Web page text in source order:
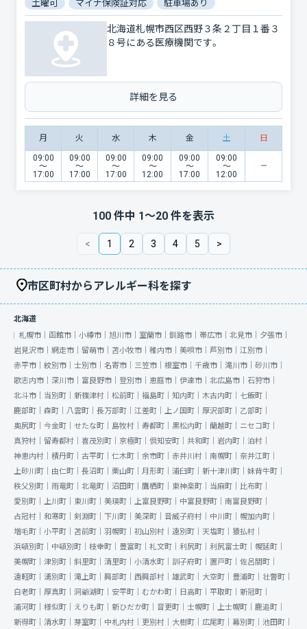
土曜可 マイナ保険証対応 駐車場あり
北海道札幌市西区西野３条２丁目１番３
８号にある医療機関です。
詳細を見る
月 火 水 木 金 土 日
09:00
〜
17:00
09:00
〜
17:00
09:00
〜
17:00
09:00
〜
12:00
09:00
〜
17:00
09:00
〜
12:00
100 件中 1〜20 件を表示
< 1 2 3 4 5 >
市区町村からアレルギー科を探す
北海道
札幌市｜ 函館市｜ 小樽市｜ 旭川市｜ 室蘭市｜ 釧路市｜ 帯広市｜ 北見市｜ 夕張市｜
岩見沢市｜ 網走市｜ 留萌市｜ 苫小牧市｜ 稚内市｜ 美唄市｜ 芦別市｜ 江別市｜
赤平市｜ 紋別市｜ 士別市｜ 名寄市｜ 三笠市｜ 根室市｜ 千歳市｜ 滝川市｜ 砂川市｜
歌志内市｜ 深川市｜ 富良野市｜ 登別市｜ 恵庭市｜ 伊達市｜ 北広島市｜ 石狩市｜
北斗市｜ 当別町｜ 新篠津村｜ 松前町｜ 福島町｜ 知内町｜ 木古内町｜ 七飯町｜
鹿部町｜ 森町｜ 八雲町｜ 長万部町｜ 江差町｜ 上ノ国町｜ 厚沢部町｜ 乙部町｜
奥尻町｜ 今金町｜ せたな町｜ 島牧村｜ 寿都町｜ 黒松内町｜ 蘭越町｜ ニセコ町｜
真狩村｜ 留寿都村｜ 喜茂別町｜ 京極町｜ 倶知安町｜ 共和町｜ 岩内町｜ 泊村｜
神恵内村｜ 積丹町｜ 古平町｜ 仁木町｜ 余市町｜ 赤井川村｜ 南幌町｜ 奈井江町｜
上砂川町｜ 由仁町｜ 長沼町｜ 栗山町｜ 月形町｜ 浦臼町｜ 新十津川町｜ 妹背牛町｜
秩父別町｜ 雨竜町｜ 北竜町｜ 沼田町｜ 鷹栖町｜ 東神楽町｜ 当麻町｜ 比布町｜
愛別町｜ 上川町｜ 東川町｜ 美瑛町｜ 上富良野町｜ 中富良野町｜ 南富良野町｜
占冠村｜ 和寒町｜ 剣淵町｜ 下川町｜ 美深町｜ 音威子府村｜ 中川町｜ 幌加内町｜
増毛町｜ 小平町｜ 苫前町｜ 羽幌町｜ 初山別村｜ 遠別町｜ 天塩町｜ 猿払村｜
浜頓別町｜ 中頓別町｜ 枝幸町｜ 豊富町｜ 礼文町｜ 利尻町｜ 利尻富士町｜ 幌延町｜
美幌町｜ 津別町｜ 斜里町｜ 清里町｜ 小清水町｜ 訓子府町｜ 置戸町｜ 佐呂間町｜
遠軽町｜ 湧別町｜ 滝上町｜ 興部町｜ 西興部村｜ 雄武町｜ 大空町｜ 豊浦町｜ 壮瞥町｜
白老町｜ 厚真町｜ 洞爺湖町｜ 安平町｜ むかわ町｜ 日高町｜ 平取町｜ 新冠町｜
浦河町｜ 様似町｜ えりも町｜ 新ひだか町｜ 音更町｜ 士幌町｜ 上士幌町｜ 鹿追町｜
新得町｜ 清水町｜ 芽室町｜ 中札内村｜ 更別村｜ 大樹町｜ 広尾町｜ 幕別町｜ 池田町｜